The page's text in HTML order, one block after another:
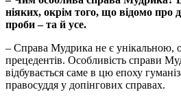
ніяких, окрім того, що відомо про
проби – та й усе.
– Справа Мудрика не є унікальною,
прецедентів. Особливість справи
відбувається саме в цю епоху
правосуддя у допінгових справах.